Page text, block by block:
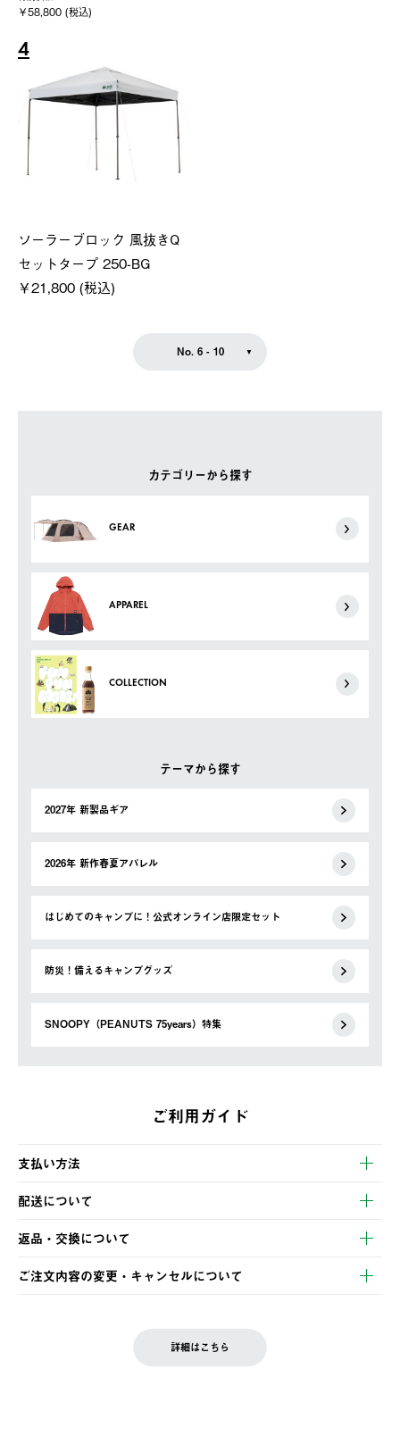
カテゴリーから探す
GEAR
APPAREL
COLLECTION
テーマから探す
2027年 新製品ギア
2026年 新作春夏アパレル
はじめてのキャンプに！公式オンライン店限定セット
防災！備えるキャンプグッズ
SNOOPY（PEANUTS 75years）特集
￥58,800 (税込)
4
ソーラーブロック 風抜きQ
セットタープ 250-BG
￥21,800 (税込)
No. 6 - 10
ご利用ガイド
支払い方法
以下のいずれかの方法でお支払いいただけます。
・クレジットカード決済
・コンビニ決済
・Pay-easy決済
配送について
【発送スケジュール】
ご注文・ご入金完了より2営業日以内に商品を発送いたします。
土日祝の発送はございませんので、木曜日以降のご注文は週明け
の発送となる場合がございます。
返品・交換について
※お客様都合の場合
お客様都合の返品にかかる送料は、お客様ご負担とさせていただ
ご注文内容の変更・キャンセルについて
LOGOS FAMILY会員の方は、会員マイページ内 購入履歴画面に
詳細はこちら